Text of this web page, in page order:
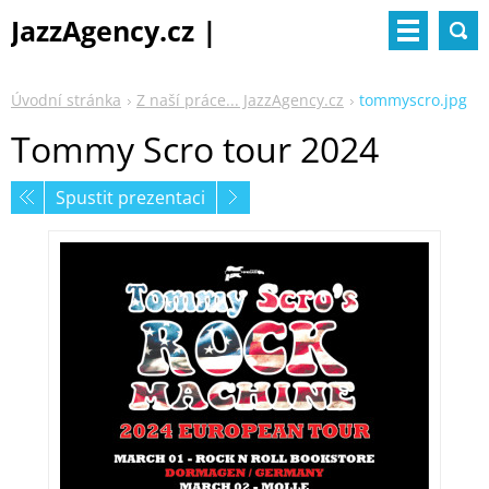
JazzAgency.cz |
Úvodní stránka Z naší práce... JazzAgency.cz tommyscro.jpg
Tommy Scro tour 2024
Spustit prezentaci